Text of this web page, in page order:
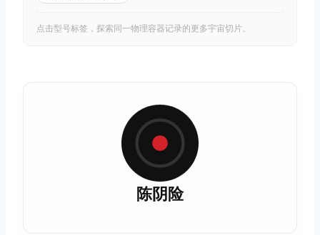
点击型号标签，探索同一物理容器记录的更多宇宙切片。
陈阴险